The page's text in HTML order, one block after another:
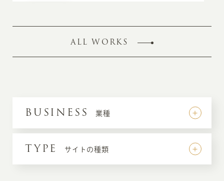
ALL WORKS
BUSINESS 業種
TYPE サイトの種類